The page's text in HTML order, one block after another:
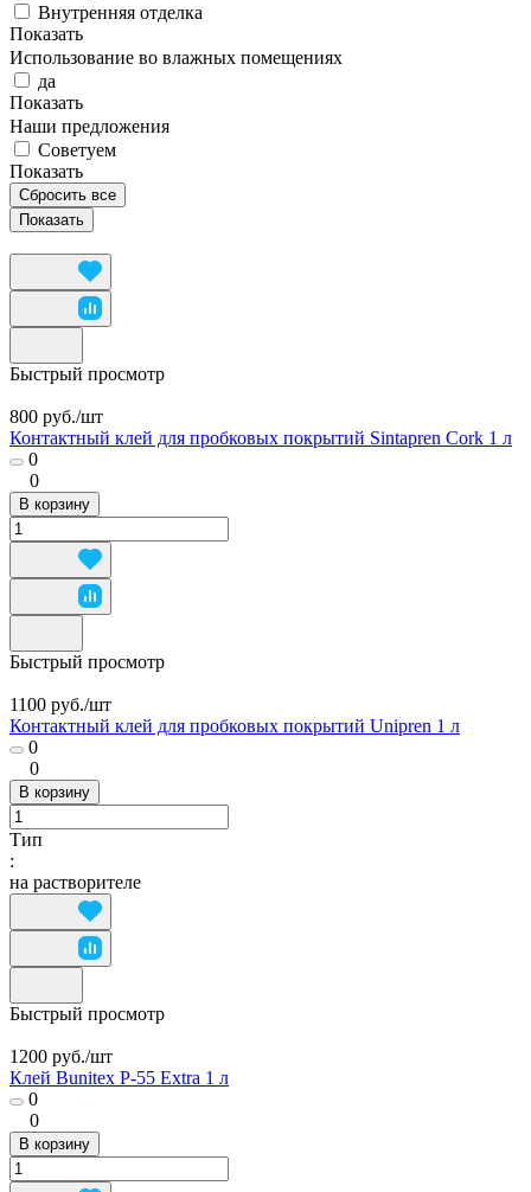
Внутренняя отделка
Показать
Использование во влажных помещениях
да
Показать
Наши предложения
Советуем
Показать
Сбросить все
Быстрый просмотр
800 руб./шт
Контактный клей для пробковых покрытий Sintapren Cork 1 л
0
0
В корзину
Быстрый просмотр
1100 руб./шт
Контактный клей для пробковых покрытий Unipren 1 л
0
0
В корзину
Тип
:
на растворителе
Быстрый просмотр
1200 руб./шт
Клей Bunitex P-55 Extra 1 л
0
0
В корзину